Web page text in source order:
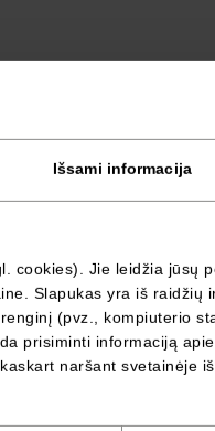
Išsami informacija
cookies). Jie leidžia jūsų
Slapukas yra iš
(pvz., kompiuterio
prisiminti informaciją
naršant svetainėje